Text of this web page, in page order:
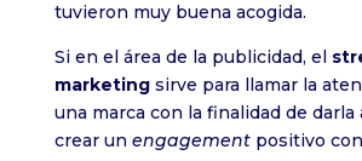
tuvieron muy buena acogida.
Si en el área de la publicidad, el
marketingsirve para llamar la
una marca con la finalidad de darla
crear un engagementpositivo